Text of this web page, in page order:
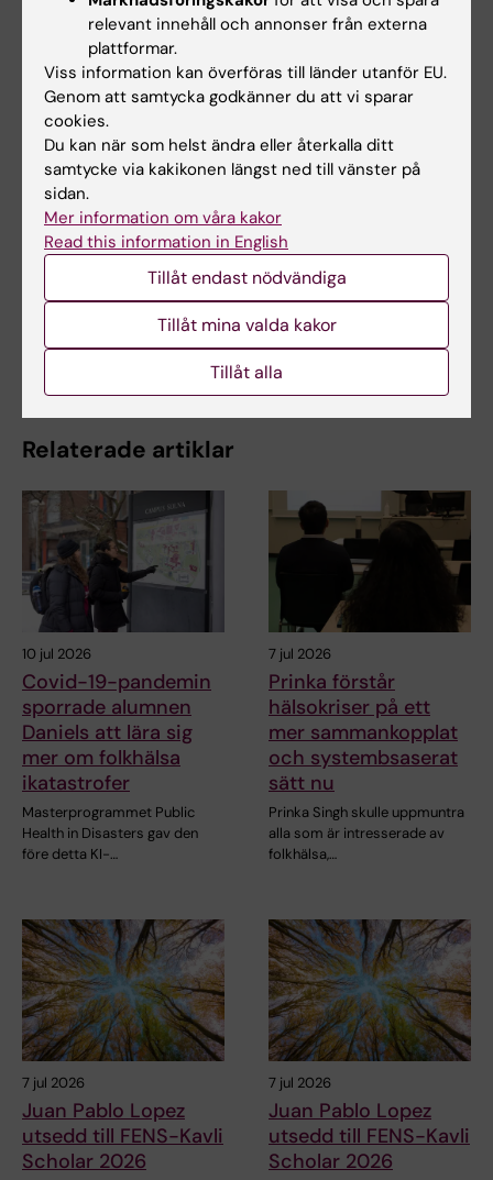
Uppdaterad av:
Emma Karlsson 2024-01-22
"How to land the job" - information och anmälan
Karriärservice på KI
Relaterade artiklar
10 jul 2026
Covid-19-pandemin
sporrade alumnen
Daniels att lära sig
mer om folkhälsa
ikatastrofer
Masterprogrammet Public
Health in Disasters gav den
före detta KI-…
7 jul 2026
Prinka förstår
hälsokriser på ett
mer sammankopplat
och systembsaserat
sätt nu
Prinka Singh skulle uppmuntra
alla som är intresserade av
folkhälsa,…
7 jul 2026
Juan Pablo Lopez
utsedd till FENS-Kavli
Scholar 2026
7 jul 2026
Juan Pablo Lopez
utsedd till FENS-Kavli
Scholar 2026
relevant innehåll och annonser från externa
plattformar.
Viss information kan överföras till länder utanför EU.
Genom att samtycka godkänner du att vi sparar
cookies.
Du kan när som helst ändra eller återkalla ditt
samtycke via kakikonen längst ned till vänster på
sidan.
Mer information om våra kakor
Read this information in English
Tillåt endast nödvändiga
Tillåt mina valda kakor
Tillåt alla